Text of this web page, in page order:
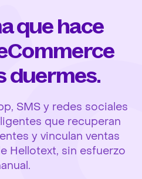
que hace
duermes.
SMS y redes sociales
que recuperan
y vinculan ventas
Hellotext, sin esfuerzo